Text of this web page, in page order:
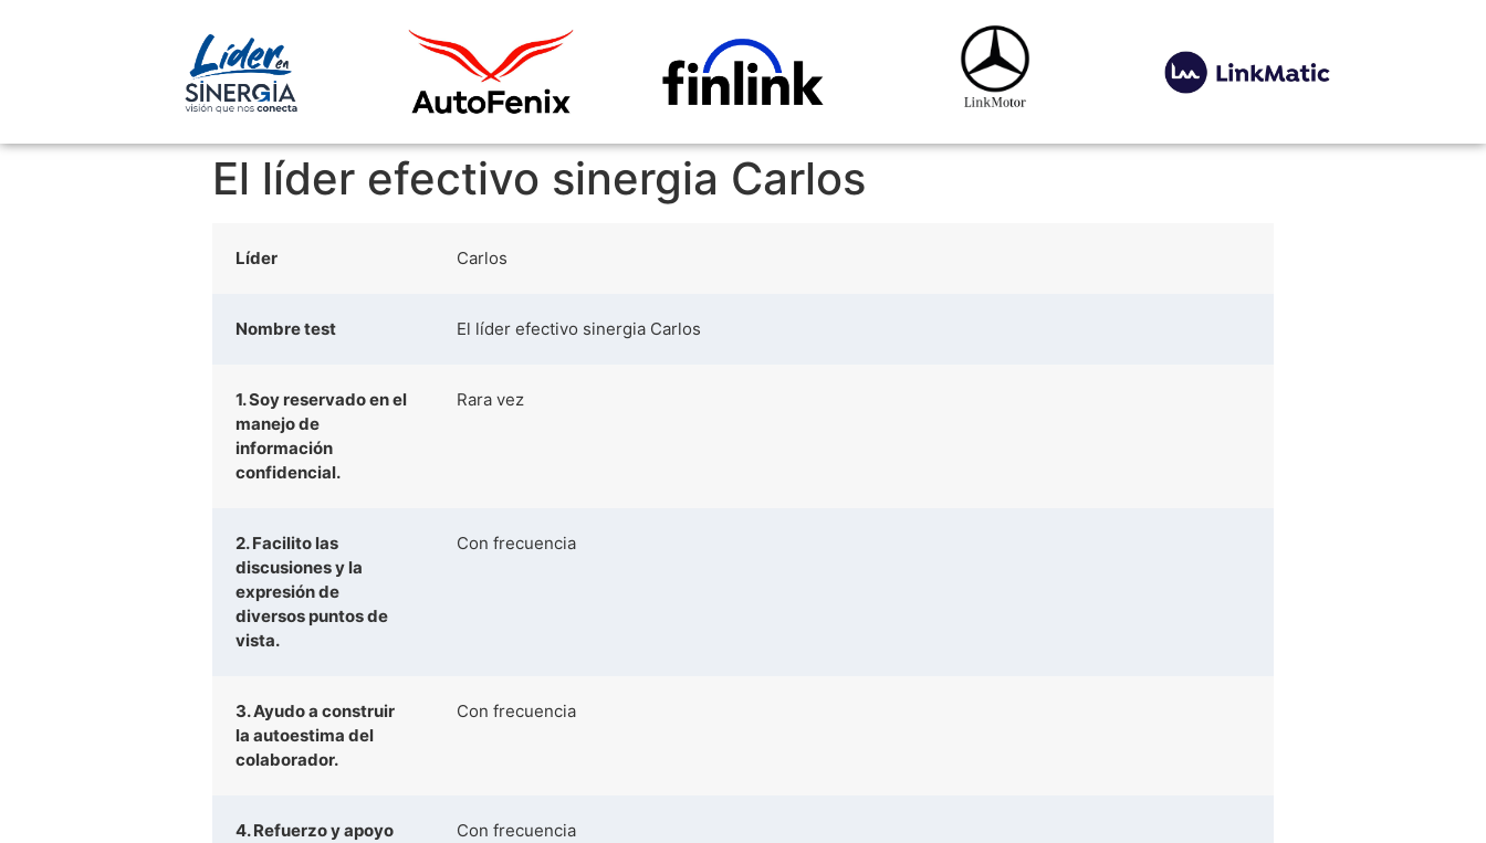
El líder efectivo sinergia Carlos
Líder Carlos
Nombre test El líder efectivo sinergia Carlos
1. Soy reservado en el
manejo de
información
confidencial.
Rara vez
2. Facilito las
discusiones y la
expresión de
diversos puntos de
vista.
Con frecuencia
3. Ayudo a construir
la autoestima del
colaborador.
Con frecuencia
4. Refuerzo y apoyo
Con frecuencia